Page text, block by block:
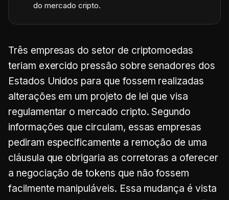
do mercado cripto.
Três empresas do setor de criptomoedas
teriam exercido pressão sobre senadores dos
Estados Unidos para que fossem realizadas
alterações em um projeto de lei que visa
regulamentar o mercado cripto. Segundo
informações que circulam, essas empresas
pediram especificamente a remoção de uma
cláusula que obrigaria as corretoras a oferecer
a negociação de tokens que não fossem
facilmente manipuláveis. Essa mudança é vista